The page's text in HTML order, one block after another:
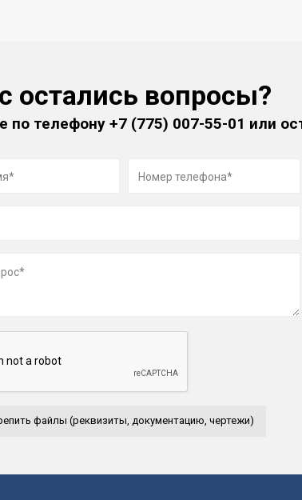
остались вопросы?
по телефону+7 (775) 007-55-01 или
файлы (реквизиты, документацию, чертежи)